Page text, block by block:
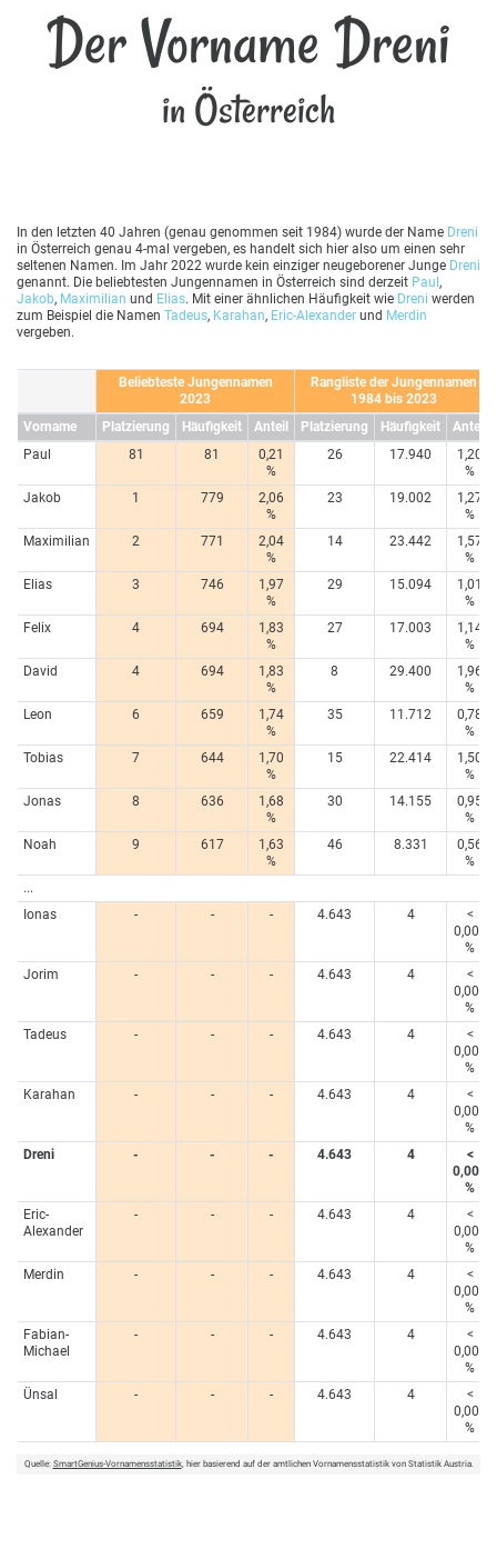
Der Vorname Dreni
in Österreich
In den letzten 40 Jahren (genau genommen seit 1984) wurde der Name Dreni
in Österreich genau 4-mal vergeben, es handelt sich hier also um einen sehr
seltenen Namen. Im Jahr 2022 wurde kein einziger neugeborener Junge Dreni
genannt. Die beliebtesten Jungennamen in Österreich sind derzeit Paul,
Jakob, Maximilian und Elias. Mit einer ähnlichen Häufigkeit wie Dreni werden
zum Beispiel die Namen Tadeus, Karahan, Eric-Alexander und Merdin
vergeben.
Beliebteste Jungennamen
2023
Rangliste der Jungennamen
1984 bis 2023
Vorname
Platzierung Häufigkeit Anteil Platzierung Häufigkeit
Anteil
Paul
81 81
0,21
%
26 17.940
1,20
%
Jakob
1 779
2,06
%
23 19.002
1,27
%
Maximilian
2 771
2,04
%
14 23.442
1,57
%
Elias
3 746
1,97
%
29 15.094
1,01
%
Felix
4 694
1,83
%
27 17.003
1,14
%
David
4 694
1,83
%
8 29.400
1,96
%
Leon
6 659
1,74
%
35 11.712
0,78
%
Tobias
7 644
1,70
%
15 22.414
1,50
%
Jonas
8 636
1,68
%
30 14.155
0,95
%
Noah
9 617
1,63
%
46 8.331
0,56
%
...
Ionas
- - - 4.643 4
<
0,005
%
Jorim
- - - 4.643 4
<
0,005
%
Tadeus
- - - 4.643 4
<
0,005
%
Karahan
- - - 4.643 4
<
0,005
%
Dreni
- - - 4.643 4
<
0,005
%
Eric-
Alexander
- - - 4.643 4
<
0,005
%
Merdin
- - - 4.643 4
<
0,005
%
Fabian-
Michael
- - - 4.643 4
<
0,005
%
Ünsal
- - - 4.643 4
<
0,005
%
Quelle: SmartGenius-Vornamensstatistik, hier basierend auf der amtlichen Vornamensstatistik von Statistik Austria.